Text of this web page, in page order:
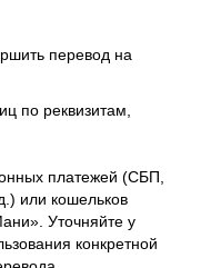
перевод на
по реквизитам,
платежей (СБП,
или кошельков
Уточняйте у
конкретной